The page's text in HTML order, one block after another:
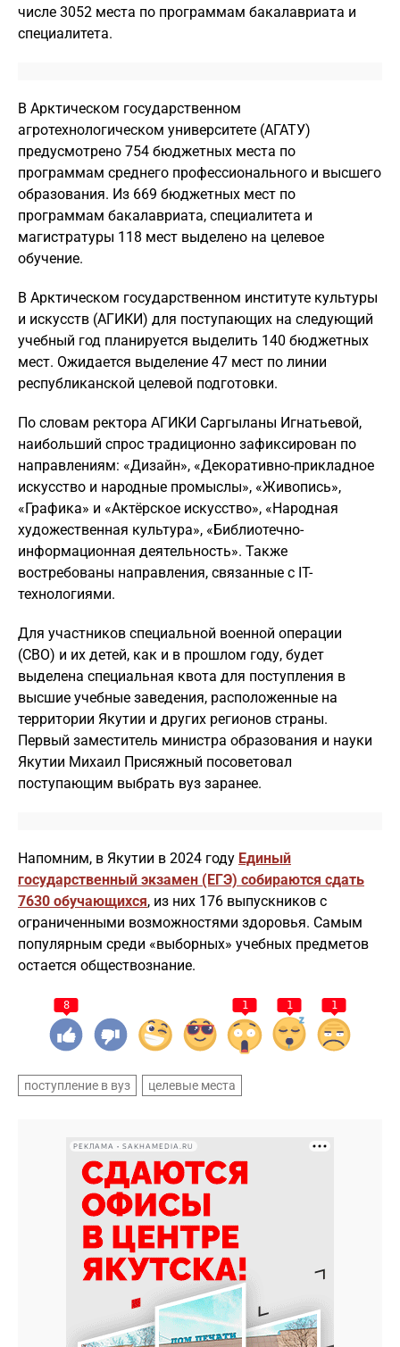
числе 3052 места по программам бакалавриата и
специалитета.
В Арктическом государственном
агротехнологическом университете (АГАТУ)
предусмотрено 754 бюджетных места по
программам среднего профессионального и высшего
образования. Из 669 бюджетных мест по
программам бакалавриата, специалитета и
магистратуры 118 мест выделено на целевое
обучение.
В Арктическом государственном институте культуры
и искусств (АГИКИ) для поступающих на следующий
учебный год планируется выделить 140 бюджетных
мест. Ожидается выделение 47 мест по линии
республиканской целевой подготовки.
По словам ректора АГИКИ Саргыланы Игнатьевой,
наибольший спрос традиционно зафиксирован по
направлениям: «Дизайн», «Декоративно-прикладное
искусство и народные промыслы», «Живопись»,
«Графика» и «Актёрское искусство», «Народная
художественная культура», «Библиотечно-
информационная деятельность». Также
востребованы направления, связанные с IT-
технологиями.
Для участников специальной военной операции
(СВО) и их детей, как и в прошлом году, будет
выделена специальная квота для поступления в
высшие учебные заведения, расположенные на
территории Якутии и других регионов страны.
Первый заместитель министра образования и науки
Якутии Михаил Присяжный посоветовал
поступающим выбрать вуз заранее.
Напомним, в Якутии в 2024 году Единый
государственный экзамен (ЕГЭ) собираются сдать
7630 обучающихся, из них 176 выпускников с
ограниченными возможностями здоровья. Самым
популярным среди «выборных» учебных предметов
остается обществознание.
8 1 1 1
поступление в вуз целевые места
РЕКЛАМА • SAKHAMEDIA.RU